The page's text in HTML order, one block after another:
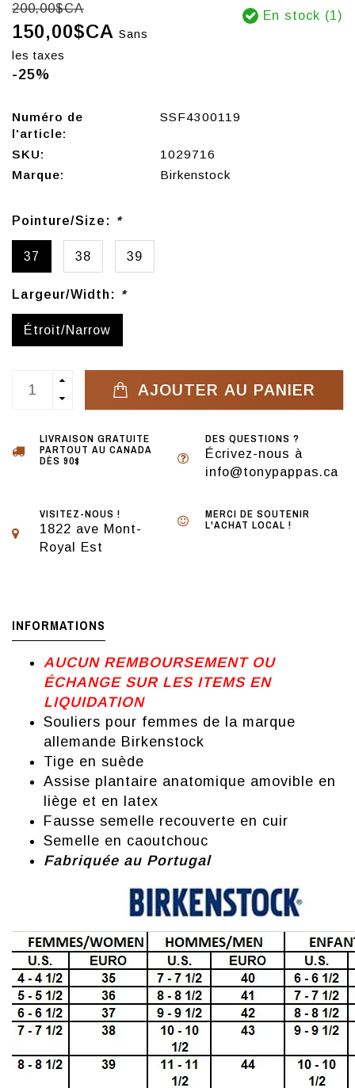
200,00$CA
150,00$CA Sans
les taxes
-25%
En stock (1)
Numéro de
l'article:
SSF4300119
SKU:
1029716
Marque:
Birkenstock
Pointure/Size: *
37 38 39
Largeur/Width: *
Étroit/Narrow
AJOUTER AU PANIER
LIVRAISON GRATUITE
PARTOUT AU CANADA
DÈS 90$
DES QUESTIONS ?
Écrivez-nous à
info@tonypappas.ca
VISITEZ-NOUS !
1822 ave Mont-
Royal Est
MERCI DE SOUTENIR
L'ACHAT LOCAL !
INFORMATIONS
AUCUN REMBOURSEMENT OU
ÉCHANGE SUR LES ITEMS EN
LIQUIDATION
Souliers pour femmes de la marque
allemande Birkenstock
Tige en suède
Assise plantaire anatomique amovible en
liège et en latex
Fausse semelle recouverte en cuir
Semelle en caoutchouc
Fabriquée au Portugal